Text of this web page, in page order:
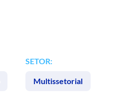
SETOR:
Multissetorial